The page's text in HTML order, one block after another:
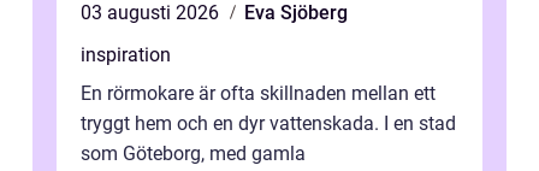
03 augusti 2026
Eva Sjöberg
inspiration
En rörmokare är ofta skillnaden mellan ett
tryggt hem och en dyr vattenskada. I en stad
som Göteborg, med gamla